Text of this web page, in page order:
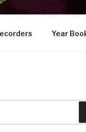
Year